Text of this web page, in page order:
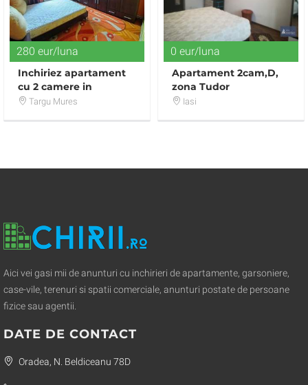
280 eur/luna
Inchiriez apartament
cu 2 camere in
cartierul Unirii (zona
Targu Mures
0 eur/luna
Apartament 2cam,D,
zona Tudor
Vladimirecu
Iasi
Aici vei gasi mii de anunturi cu inchirieri de apartamente, garsoniere,
case-vile, terenuri si spatii comerciale, anunturi postate de persoane
fizice sau agentii.
DATE DE CONTACT
Oradea, N. Beldiceanu 78D